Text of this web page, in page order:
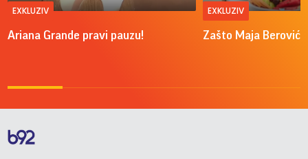
EXKLUZIV
Ariana Grande pravi pauzu!
EXKLUZIV
Zašto Maja Berović